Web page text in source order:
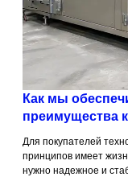
Как мы
преимущества
Для покупателей
принципов имеет
нужно надежное и